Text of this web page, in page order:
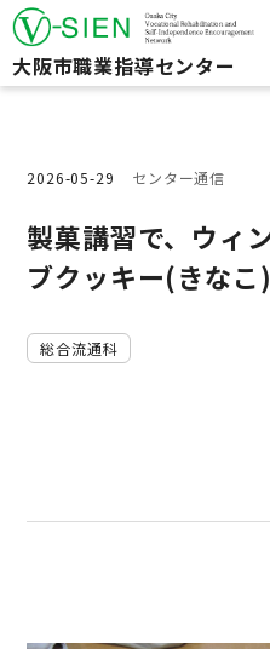
大阪市職業指導センター
2026-05-29 センター通信
製菓講習で、ウィ
ブクッキー(きなこ
総合流通科